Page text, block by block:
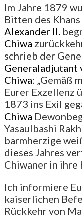
Im Jahre 1879
Bitten des
Alexander II.
Chiwa
schrieb der
Generaladjutant
Chiwa: „Gemäß
Eurer Exzellenz
1873 ins Exil
Chiwa
Yasaulbashi
barmherzige
dieses Jahres
Chiwaner in ihre
Ich informiere
kaiserlichen
Rückkehr von